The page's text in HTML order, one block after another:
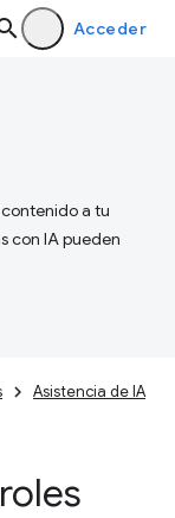
Acceder
a tu
con IA pueden
Asistencia de IA